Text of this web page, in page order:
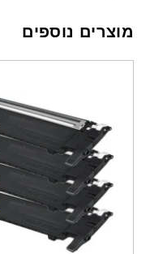
מוצרים נוספים